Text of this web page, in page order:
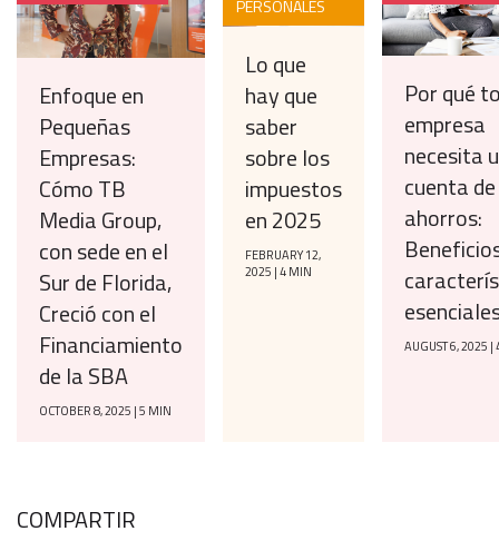
Enfoque en
Pequeñas
Empresas:
Cómo TB
Media Group,
con sede en el
Sur de Florida,
Creció con el
Financiamiento
de la SBA
OCTOBER 8, 2025 | 5 MIN
PERSONALES
Lo que
hay que
saber
sobre los
impuestos
en 2025
FEBRUARY 12,
2025 | 4 MIN
Por qué
empresa
necesita
cuenta de
ahorros:
AUGUST 6, 2025 |
COMPARTIR